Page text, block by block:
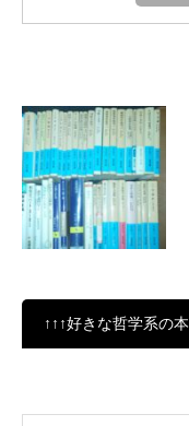
↑↑↑好きな哲学系の本